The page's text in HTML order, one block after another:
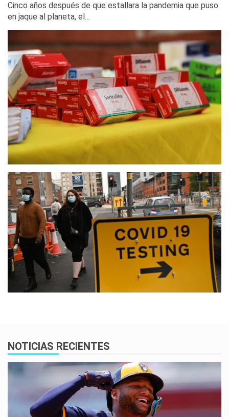
Cinco años después de que estallara la pandemia que puso
en jaque al planeta, el…
NOTICIAS RECIENTES